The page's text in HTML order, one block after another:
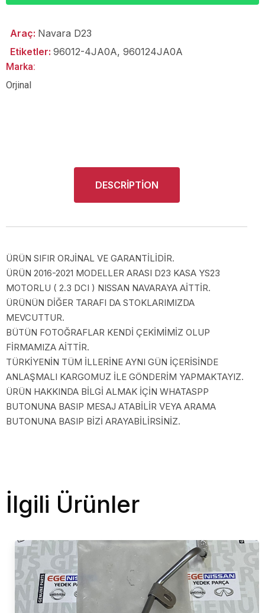
Araç: Navara D23
Etiketler: 96012-4JA0A, 960124JA0A
Marka:
Orjinal
DESCRIPTION
ÜRÜN SIFIR ORJİNAL VE GARANTİLİDİR.
ÜRÜN 2016-2021 MODELLER ARASI D23 KASA YS23
MOTORLU ( 2.3 DCI ) NISSAN NAVARAYA AİTTİR.
ÜRÜNÜN DİĞER TARAFI DA STOKLARIMIZDA
MEVCUTTUR.
BÜTÜN FOTOĞRAFLAR KENDİ ÇEKİMİMİZ OLUP
FİRMAMIZA AİTTİR.
TÜRKİYENİN TÜM İLLERİNE AYNI GÜN İÇERİSİNDE
ANLAŞMALI KARGOMUZ İLE GÖNDERİM YAPMAKTAYIZ.
ÜRÜN HAKKINDA BİLGİ ALMAK İÇİN WHATASPP
BUTONUNA BASIP MESAJ ATABİLİR VEYA ARAMA
BUTONUNA BASIP BİZİ ARAYABİLİRSİNİZ.
İlgili Ürünler